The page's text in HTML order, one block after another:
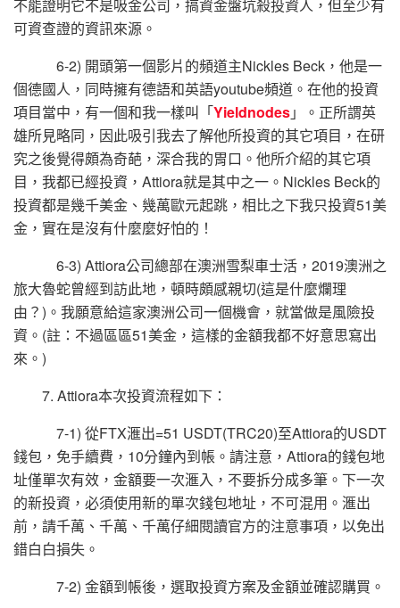
不能證明它不是吸金公司，搞資金盤坑殺投資人，但至少有
可資查證的資訊來源。
6-2) 開頭第一個影片的頻道主Nickles Beck，他是一
個德國人，同時擁有德語和英語youtube頻道。在他的投資
項目當中，有一個和我一樣叫「Yieldnodes」。正所謂英
雄所見略同，因此吸引我去了解他所投資的其它項目，在研
究之後覺得頗為奇葩，深合我的胃口。他所介紹的其它項
目，我都已經投資，Attiora就是其中之一。Nickles Beck的
投資都是幾千美金、幾萬歐元起跳，相比之下我只投資51美
金，實在是沒有什麼麼好怕的！
6-3) Attiora公司總部在澳洲雪梨車士活，2019澳洲之
旅大魯蛇曾經到訪此地，頓時頗感親切(這是什麼爛理
由？)。我願意給這家澳洲公司一個機會，就當做是風險投
資。(註：不過區區51美金，這樣的金額我都不好意思寫出
來。)
7. Attiora本次投資流程如下：
7-1) 從FTX滙出=51 USDT(TRC20)至Attiora的USDT
錢包，免手續費，10分鐘內到帳。請注意，Attiora的錢包地
址僅單次有效，金額要一次滙入，不要拆分成多筆。下一次
的新投資，必須使用新的單次錢包地址，不可混用。滙出
前，請千萬、千萬、千萬仔細閱讀官方的注意事項，以免出
錯白白損失。
7-2) 金額到帳後，選取投資方案及金額並確認購買。